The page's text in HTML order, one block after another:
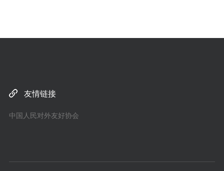
友情链接
中国人民对外友好协会